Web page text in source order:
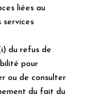
liées au
services
du refus de
pour
ou de consulter
du fait du